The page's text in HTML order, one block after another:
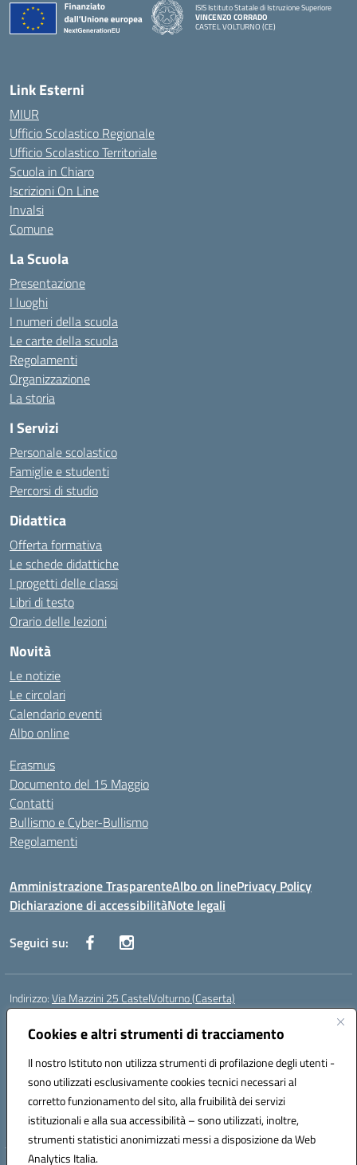
Cookies e altri strumenti di tracciamento
Il nostro Istituto non utilizza strumenti di profilazione degli utenti -
sono utilizzati esclusivamente cookies tecnici necessari al
corretto funzionamento del sito, alla fruibilità dei servizi
istituzionali e alla sua accessibilità – sono utilizzati, inoltre,
strumenti statistici anonimizzati messi a disposizione da Web
Analytics Italia.
ISIS Istituto Statale di Istruzione Superiore
VINCENZO CORRADO
CASTEL VOLTURNO (CE)
Link Esterni
MIUR
Ufficio Scolastico Regionale
Ufficio Scolastico Territoriale
Scuola in Chiaro
Iscrizioni On Line
Invalsi
Comune
La Scuola
Presentazione
I luoghi
I numeri della scuola
Le carte della scuola
Regolamenti
Organizzazione
La storia
I Servizi
Personale scolastico
Famiglie e studenti
Percorsi di studio
Didattica
Offerta formativa
Le schede didattiche
I progetti delle classi
Libri di testo
Orario delle lezioni
Novità
Le notizie
Le circolari
Calendario eventi
Albo online
Erasmus
Documento del 15 Maggio
Contatti
Bullismo e Cyber-Bullismo
Regolamenti
Amministrazione TrasparenteAlbo on linePrivacy Policy
Dichiarazione di accessibilitàNote legali
Seguici su:
Indirizzo:Via Mazzini 25 CastelVolturno (Caserta)
Centralino:
Posta elettronica certificata (PEC):ceis014005@pec.istruzione.it
Codice fiscale: 93063510619
Codice meccanografico:CEIS014005
Codice Indice delle Pubbliche Amministrazioni (IPA): istsc_ceis014005
Codice unico di fatturazione (CUF): UOU8EW